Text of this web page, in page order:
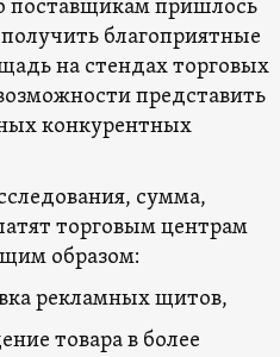
поставщикам пришлось
благоприятные
на стендах торговых
представить
конкурентных
сумма,
торговым центрам
образом:
рекламных щитов,
товара в более